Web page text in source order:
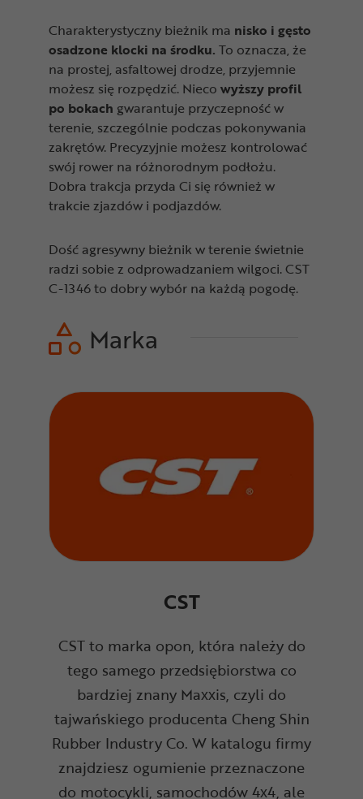
Charakterystyczny bieżnik ma nisko i gęsto
osadzone klocki na środku. To oznacza, że
na prostej, asfaltowej drodze, przyjemnie
możesz się rozpędzić. Nieco wyższy profil
po bokach gwarantuje przyczepność w
terenie, szczególnie podczas pokonywania
zakrętów. Precyzyjnie możesz kontrolować
swój rower na różnorodnym podłożu.
Dobra trakcja przyda Ci się również w
trakcie zjazdów i podjazdów.
Dość agresywny bieżnik w terenie świetnie
radzi sobie z odprowadzaniem wilgoci. CST
C-1346 to dobry wybór na każdą pogodę.
Marka
CST
CST to marka opon, która należy do
tego samego przedsiębiorstwa co
bardziej znany Maxxis, czyli do
tajwańskiego producenta Cheng Shin
Rubber Industry Co. W katalogu firmy
znajdziesz ogumienie przeznaczone
do motocykli, samochodów 4x4, ale